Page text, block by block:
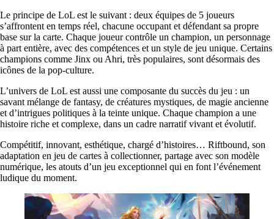
Le principe de LoL est le suivant : deux équipes de 5 joueurs
s’affrontent en temps réel, chacune occupant et défendant sa propre
base sur la carte. Chaque joueur contrôle un champion, un personnage
à part entière, avec des compétences et un style de jeu unique. Certains
champions comme Jinx ou Ahri, très populaires, sont désormais des
icônes de la pop-culture.
L’univers de LoL est aussi une composante du succès du jeu : un
savant mélange de fantasy, de créatures mystiques, de magie ancienne
et d’intrigues politiques à la teinte unique. Chaque champion a une
histoire riche et complexe, dans un cadre narratif vivant et évolutif.
Compétitif, innovant, esthétique, chargé d’histoires… Riftbound, son
adaptation en jeu de cartes à collectionner, partage avec son modèle
numérique, les atouts d’un jeu exceptionnel qui en font l’événement
ludique du moment.